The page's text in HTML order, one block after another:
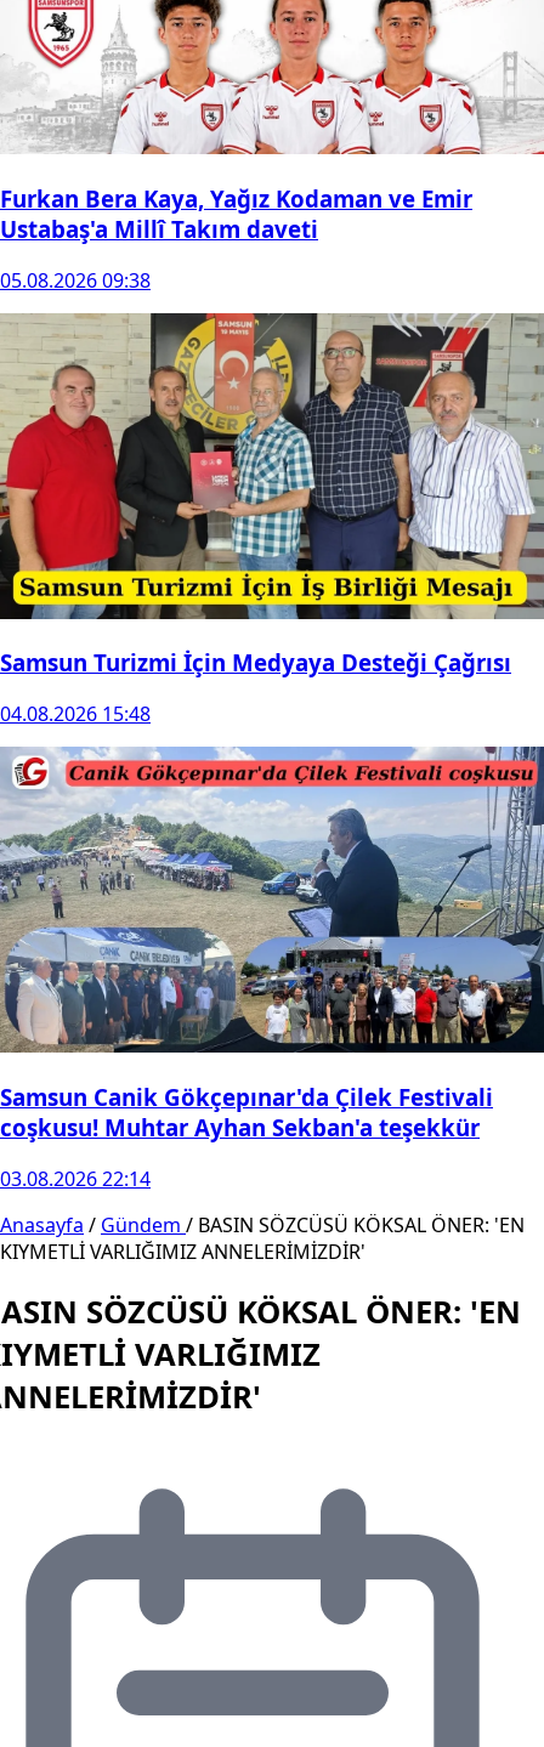
Furkan Bera Kaya, Yağız Kodaman ve Emir
Ustabaş'a Millî Takım daveti
05.08.2026 09:38
Samsun Turizmi İçin Medyaya Desteği Çağrısı
04.08.2026 15:48
Samsun Canik Gökçepınar'da Çilek Festivali
coşkusu! Muhtar Ayhan Sekban'a teşekkür
03.08.2026 22:14
Anasayfa / Gündem / BASIN SÖZCÜSÜ KÖKSAL ÖNER: 'EN
KIYMETLİ VARLIĞIMIZ ANNELERİMİZDİR'
SÖZCÜSÜ KÖKSAL ÖNER: 'EN
VARLIĞIMIZ